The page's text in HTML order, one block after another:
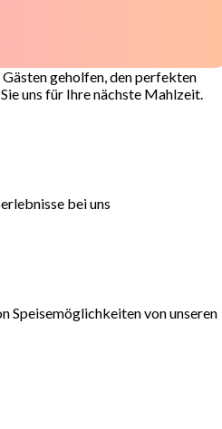
geholfen, den perfekten
uns für Ihre nächste Mahlzeit.
bei uns
Speisemöglichkeiten von unseren